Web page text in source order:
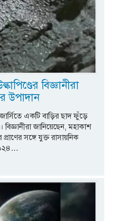
বিজ্ঞানীরা
উপাদান
একটি বাড়ির ছাদ ফুঁড়ে
জানিয়েছেন, মহাকাশ
সঙ্গে যুক্ত রাসায়নিক